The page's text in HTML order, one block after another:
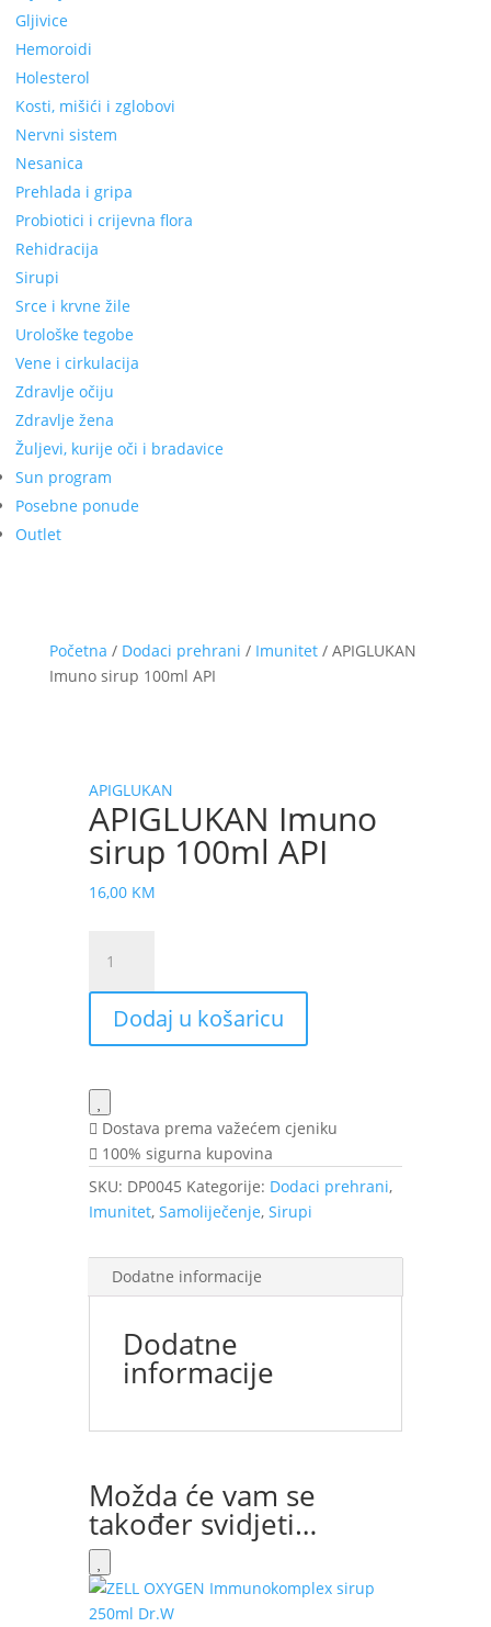
Gljivice
Hemoroidi
Holesterol
Kosti, mišići i zglobovi
Nervni sistem
Nesanica
Prehlada i gripa
Probiotici i crijevna flora
Rehidracija
Sirupi
Srce i krvne žile
Urološke tegobe
Vene i cirkulacija
Zdravlje očiju
Zdravlje žena
Žuljevi, kurije oči i bradavice
Sun program
Posebne ponude
Outlet
Početna / Dodaci prehrani / Imunitet/ APIGLUKAN
Imuno sirup 100ml API
APIGLUKAN
APIGLUKAN Imuno
sirup 100ml API
16,00 KM
Imuno
sirup
100ml
API
Dodaj u košaricu
Dostava prema važećem cjeniku
100% sigurna kupovina
SKU: DP0045 Kategorije: Dodaci prehrani,
Imunitet, Samoliječenje, Sirupi
Dodatne informacije
Dodatne
informacije
Možda će vam se
također svidjeti…